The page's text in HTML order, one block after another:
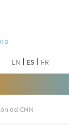
جدول21
культури
EN ES FR
del CHN